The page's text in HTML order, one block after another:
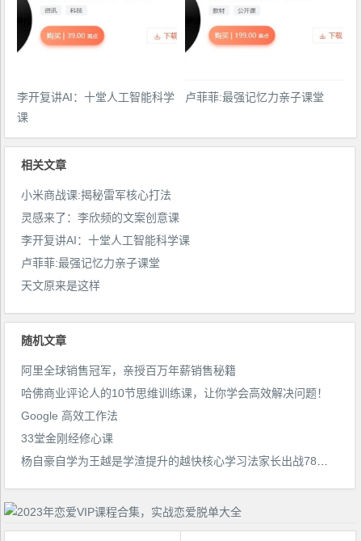
李开复讲AI：十堂人工智能科学
课
卢菲菲:最强记忆力亲子课堂
相关文章
小米商战课:揭秘雷军核心打法
灵感来了：李欣频的文案创意课
李开复讲AI：十堂人工智能科学课
卢菲菲:最强记忆力亲子课堂
天文原来是这样
随机文章
阿里全球销售冠军，亲授百万年薪销售秘籍
哈佛商业评论人的10节思维训练课，让你学会高效解决问题！
Google 高效工作法
33堂金刚经修心课